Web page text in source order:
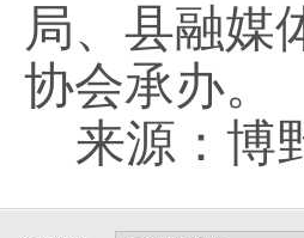
局、县融媒
协会承办。
来源：博